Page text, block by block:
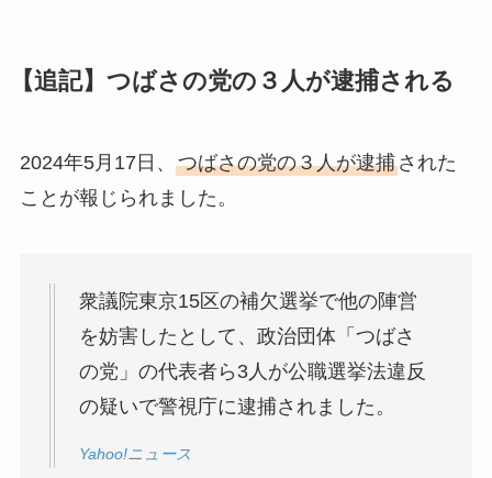
【追記】つばさの党の３人が逮捕される
2024年5月17日、 つばさの党の３人が逮捕された
ことが報じられました。
衆議院東京15区の補欠選挙で他の陣営
を妨害したとして、政治団体「つばさ
の党」の代表者ら3人が公職選挙法違反
の疑いで警視庁に逮捕されました。
Yahoo!ニュース